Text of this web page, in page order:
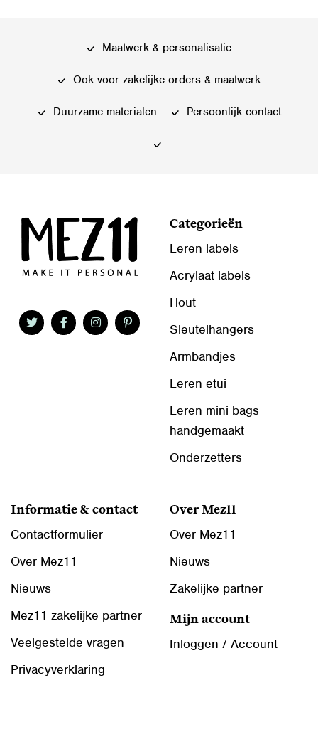
worden
optie
gekozen
op
Maatwerk & personalisatie
Ook voor zakelijke orders & maatwerk
Duurzame materialen Persoonlijk contact
Categorieën
Leren labels
Acrylaat labels
Hout
Sleutelhangers
Armbandjes
Leren etui
Leren mini bags
handgemaakt
Onderzetters
Informatie & contact
Contactformulier
Over Mez11
Nieuws
Mez11 zakelijke partner
Veelgestelde vragen
Privacyverklaring
Over Mez11
Over Mez11
Nieuws
Zakelijke partner
Mijn account
Inloggen / Account